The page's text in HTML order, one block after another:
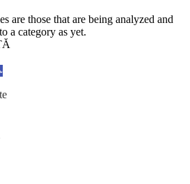
are those that are being analyzed and
a category as yet.